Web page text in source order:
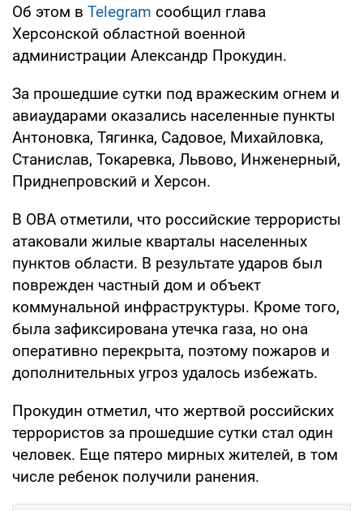
Об этом в Telegram сообщил глава
Херсонской областной военной
администрации Александр Прокудин.
За прошедшие сутки под вражеским огнем и
авиаударами оказались населенные пункты
Антоновка, Тягинка, Садовое, Михайловка,
Станислав, Токаревка, Львово, Инженерный,
Приднепровский и Херсон.
В ОВА отметили, что российские террористы
атаковали жилые кварталы населенных
пунктов области. В результате ударов был
поврежден частный дом и объект
коммунальной инфраструктуры. Кроме того,
была зафиксирована утечка газа, но она
оперативно перекрыта, поэтому пожаров и
дополнительных угроз удалось избежать.
Прокудин отметил, что жертвой российских
террористов за прошедшие сутки стал один
человек. Еще пятеро мирных жителей, в том
числе ребенок получили ранения.